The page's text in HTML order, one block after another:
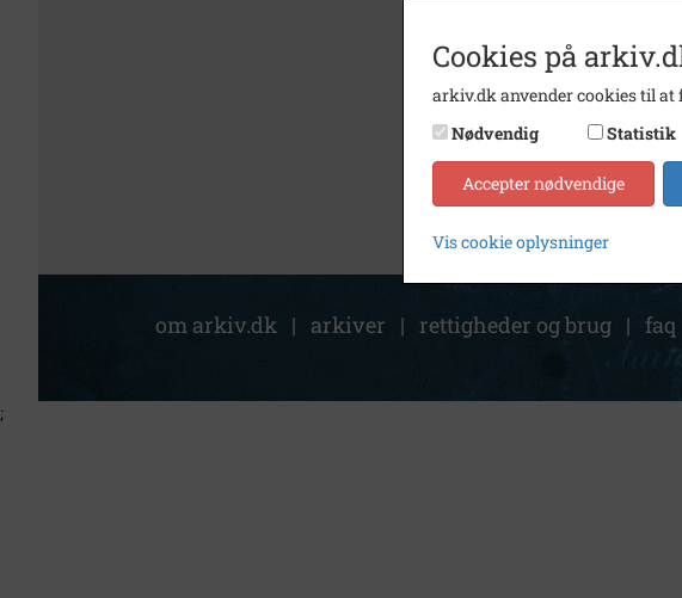
om arkiv.dk | arkiver | rettigheder og brug | faq
Cookies på
arkiv.dk anvender cookies til
Nødvendig
Statistik
Accepter nødvendige
Vis cookie oplysninger
;